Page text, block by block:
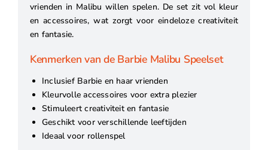
vrienden in Malibu willen spelen. De set zit vol kleur
en accessoires, wat zorgt voor eindeloze creativiteit
en fantasie.
Kenmerken van de Barbie Malibu Speelset
Inclusief Barbie en haar vrienden
Kleurvolle accessoires voor extra plezier
Stimuleert creativiteit en fantasie
Geschikt voor verschillende leeftijden
Ideaal voor rollenspel